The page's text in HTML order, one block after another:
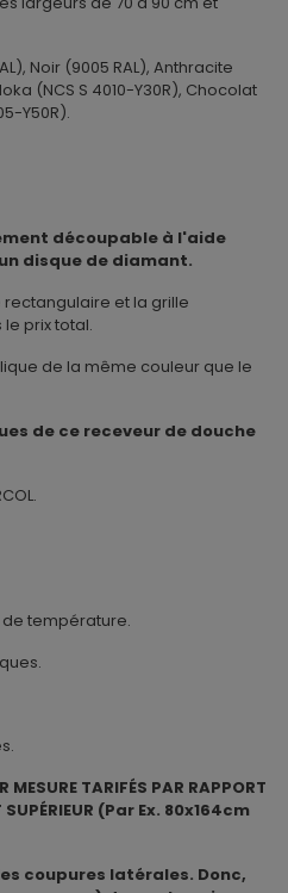
Noir (9005 RAL), Anthracite
(NCS S 4010-Y30R), Chocolat
Y50R).
découpable à l'aide
disque de diamant.
et la grille
prix total.
de la même couleur que le
de ce receveur de douche
température.
MESURE TARIFÉS PAR RAPPORT
SUPÉRIEUR (Par Ex. 80x164cm
coupures latérales. Donc,